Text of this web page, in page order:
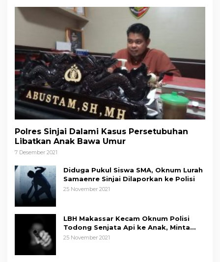
Polres Sinjai Dalami Kasus Persetubuhan
Libatkan Anak Bawa Umur
7 Desember 2021
Diduga Pukul Siswa SMA, Oknum Lurah
Samaenre Sinjai Dilaporkan ke Polisi
25 November 2021
LBH Makassar Kecam Oknum Polisi
Todong Senjata Api ke Anak, Minta
Kapolda Sulsel Tindak Tegas
25 November 2021